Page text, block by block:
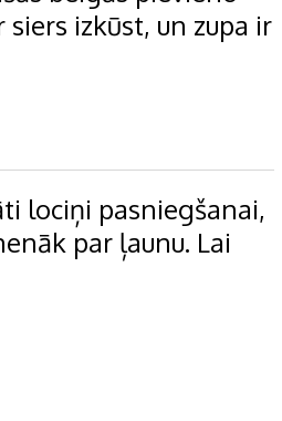
siers izkūst, un zupa ir
lociņi pasniegšanai,
par ļaunu. Lai